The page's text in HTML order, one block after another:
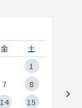
金
土
1
7
8
14
15